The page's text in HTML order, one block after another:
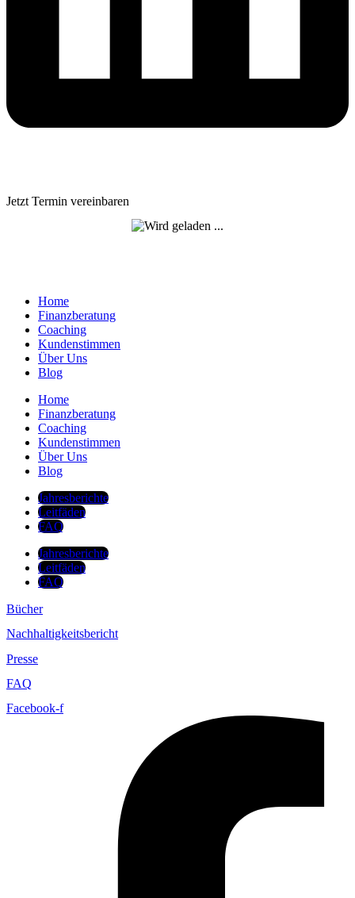
Jetzt Termin vereinbaren
Home
Finanzberatung
Coaching
Kundenstimmen
Über Uns
Blog
Home
Finanzberatung
Coaching
Kundenstimmen
Über Uns
Blog
Jahresberichte
Leitfäden
FAQ
Jahresberichte
Leitfäden
FAQ
Bücher
Nachhaltigkeitsbericht
Presse
FAQ
Facebook-f